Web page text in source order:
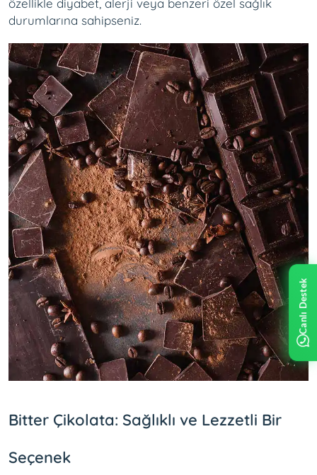
durumlarına sahipseniz.
Bitter Çikolata: Sağlıklı ve Lezzetli Bir
Seçenek
Canlı Destek